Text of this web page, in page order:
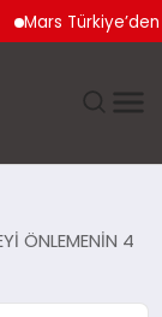
Türkiye’den
ÖNLEMENİN 4